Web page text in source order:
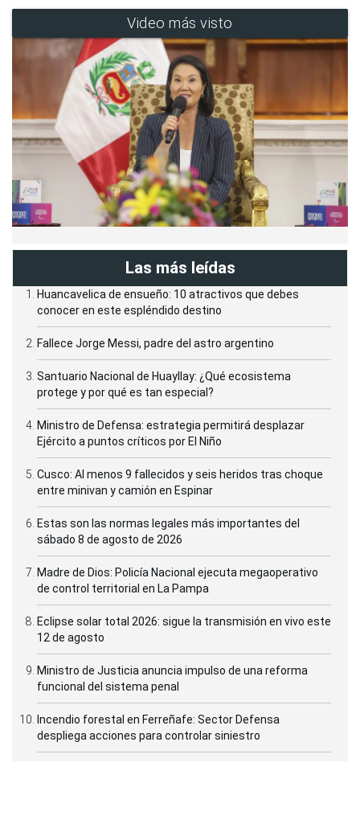
Video más visto
Las más leídas
Huancavelica de ensueño: 10 atractivos que debes
conocer en este espléndido destino
Fallece Jorge Messi, padre del astro argentino
Santuario Nacional de Huayllay: ¿Qué ecosistema
protege y por qué es tan especial?
Ministro de Defensa: estrategia permitirá desplazar
Ejército a puntos críticos por El Niño
Cusco: Al menos 9 fallecidos y seis heridos tras choque
entre minivan y camión en Espinar
Estas son las normas legales más importantes del
sábado 8 de agosto de 2026
Madre de Dios: Policía Nacional ejecuta megaoperativo
de control territorial en La Pampa
Eclipse solar total 2026: sigue la transmisión en vivo este
12 de agosto
Ministro de Justicia anuncia impulso de una reforma
funcional del sistema penal
Incendio forestal en Ferreñafe: Sector Defensa
despliega acciones para controlar siniestro